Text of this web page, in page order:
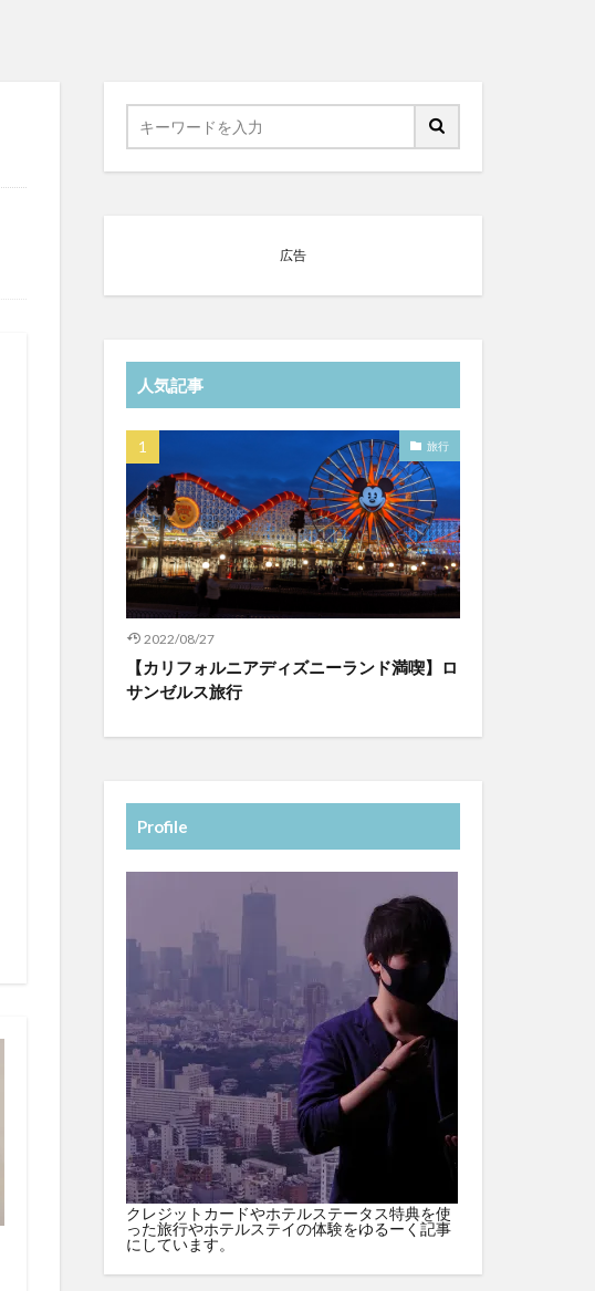
広告
人気記事
旅行
2022/08/27
【カリフォルニアディズニーランド満喫】ロ
サンゼルス旅行
Profile
クレジットカードやホテルステータス特典を使
った旅行やホテルステイの体験をゆるーく記事
にしています。